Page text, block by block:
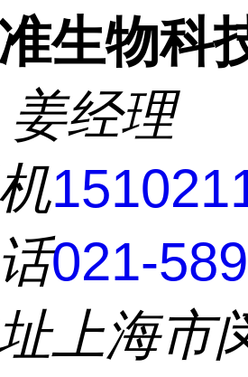
生物科
姜经理
021-
上海市